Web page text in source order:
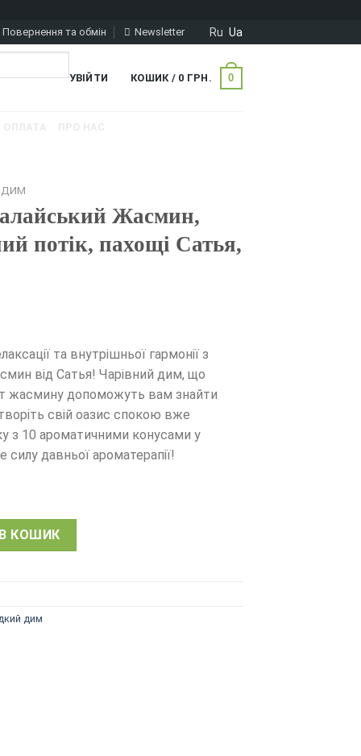
Повернення та обмін Newsletter Ru Ua
УВІЙТИ КОШИК / 0 ГРН. 0
ДИМ
Жасмин,
потік, пахощі Сатья,
та внутрішньої гармонії з
від Сатья! Чарівний дим, що
жасмину допоможуть вам знайти
свій оазис спокою вже
з 10 ароматичними конусами у
силу давньої ароматерапії!
піраміда зворотний потік, пахощі Сатья, 10 шт
КОШИК
дим